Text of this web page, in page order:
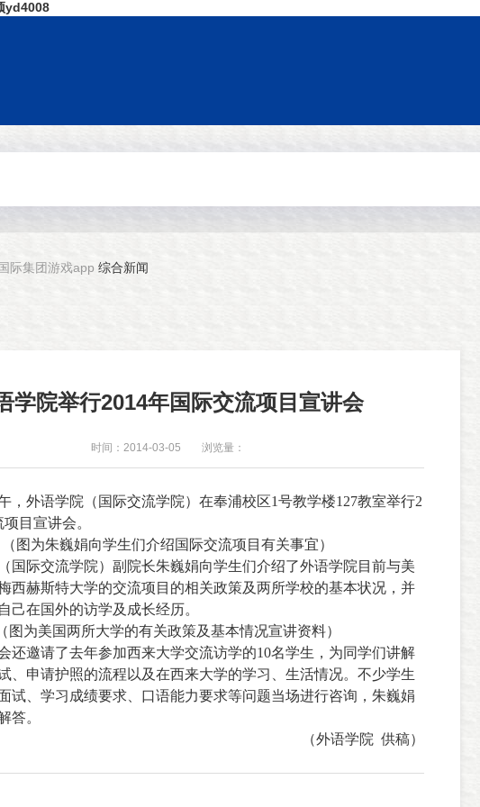
yd4008
际集团游戏app 综合新闻
学院举行2014年国际交流项目宣讲会
时间：2014-03-05 浏览量：
，外语学院（国际交流学院）在奉浦校区1号教学楼127教室举行2
目宣讲会。
（图为朱巍娟向学生们介绍国际交流项目有关事宜）
国际交流学院）副院长朱巍娟向学生们介绍了外语学院目前与美
西赫斯特大学的交流项目的相关政策及两所学校的基本状况，并
己在国外的访学及成长经历。
（图为美国两所大学的有关政策及基本情况宣讲资料）
还邀请了去年参加西来大学交流访学的10名学生，为同学们讲解
、申请护照的流程以及在西来大学的学习、生活情况。不少学生
试、学习成绩要求、口语能力要求等问题当场进行咨询，朱巍娟
答。
（外语学院 供稿）